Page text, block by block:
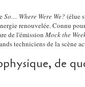
So… Where Were We? (élue
renouvelée. Connu
de l'émission Mock the
techniciens de la scène
de